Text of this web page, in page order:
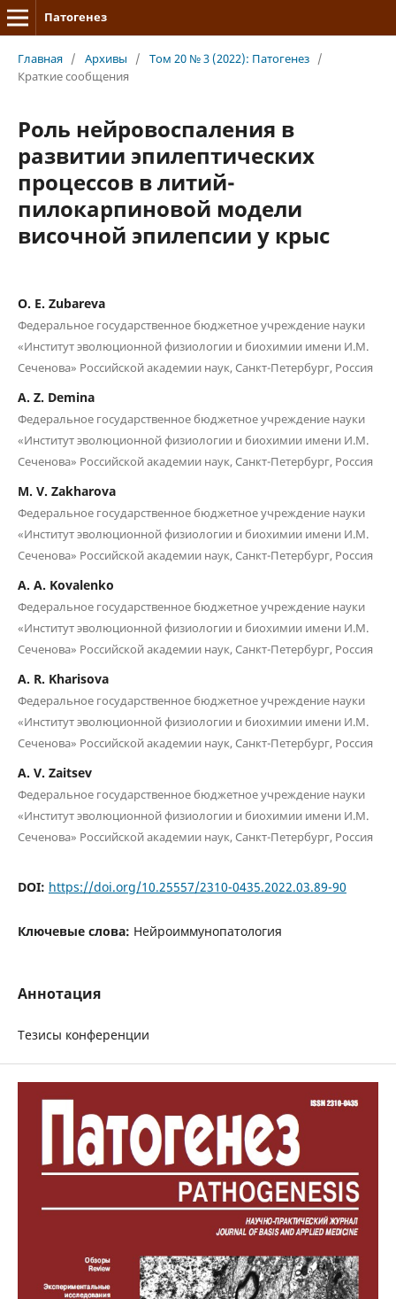
Патогенез
Главная / Архивы / Том 20 № 3 (2022): Патогенез /
Краткие сообщения
Роль нейровоспаления в
развитии эпилептических
процессов в литий-
пилокарпиновой модели
височной эпилепсии у крыс
O. E. Zubareva
Федеральное государственное бюджетное учреждение науки
«Институт эволюционной физиологии и биохимии имени И.М.
Сеченова» Российской академии наук, Санкт-Петербург, Россия
A. Z. Demina
Федеральное государственное бюджетное учреждение науки
«Институт эволюционной физиологии и биохимии имени И.М.
Сеченова» Российской академии наук, Санкт-Петербург, Россия
M. V. Zakharova
Федеральное государственное бюджетное учреждение науки
«Институт эволюционной физиологии и биохимии имени И.М.
Сеченова» Российской академии наук, Санкт-Петербург, Россия
A. A. Kovalenko
Федеральное государственное бюджетное учреждение науки
«Институт эволюционной физиологии и биохимии имени И.М.
Сеченова» Российской академии наук, Санкт-Петербург, Россия
A. R. Kharisova
Федеральное государственное бюджетное учреждение науки
«Институт эволюционной физиологии и биохимии имени И.М.
Сеченова» Российской академии наук, Санкт-Петербург, Россия
A. V. Zaitsev
Федеральное государственное бюджетное учреждение науки
«Институт эволюционной физиологии и биохимии имени И.М.
Сеченова» Российской академии наук, Санкт-Петербург, Россия
DOI: https://doi.org/10.25557/2310-0435.2022.03.89-90
Ключевые слова: Нейроиммунопатология
Аннотация
Тезисы конференции